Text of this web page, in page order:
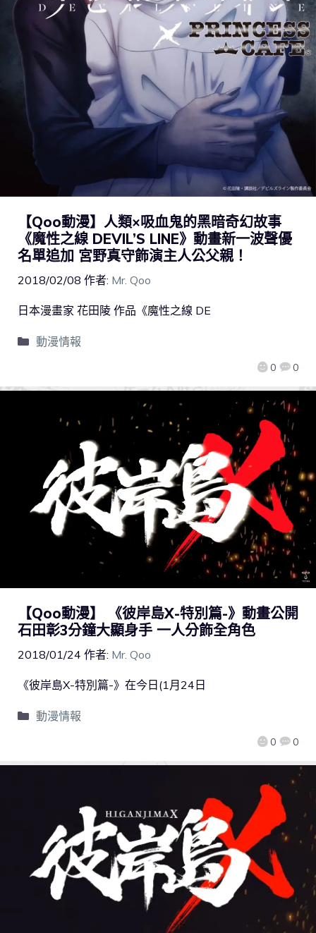
【Qoo動漫】人類×吸血鬼的黑暗奇幻故事
《魔性之線 DEVIL’S LINE》動畫新一波聲優
名單追加 宮野真守飾演主人公父親！
2018/02/08 作者: Mr. Qoo
0 0
日本漫畫家 花田陵 作品《魔性之線 DE
動漫情報
【Qoo動漫】 《彼岸島X-特別篇-》動畫公開
石田彰3分鐘大顯身手 一人分飾全角色
2018/01/24 作者: Mr. Qoo
0 0
《彼岸島X-特別篇-》在今日(1月24日
動漫情報